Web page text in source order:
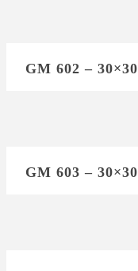
GM 602 – 30×30
GM 603 – 30×30